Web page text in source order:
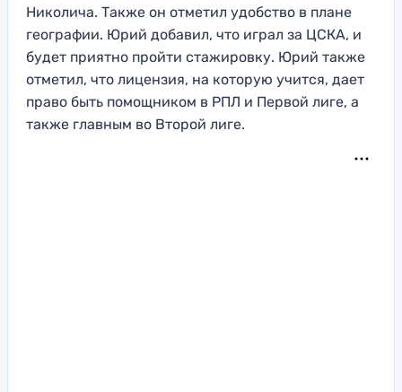
Николича. Также он отметил удобство в плане
географии. Юрий добавил, что играл за ЦСКА, и
будет приятно пройти стажировку. Юрий также
отметил, что лицензия, на которую учится, дает
право быть помощником в РПЛ и Первой лиге, а
также главным во Второй лиге.